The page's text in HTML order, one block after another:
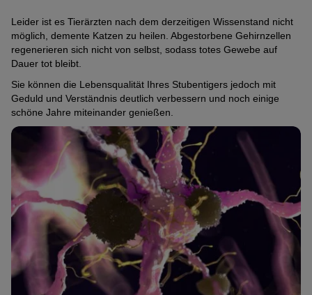
Leider ist es Tierärzten nach dem derzeitigen Wissenstand nicht
möglich, demente Katzen zu heilen. Abgestorbene Gehirnzellen
regenerieren sich nicht von selbst, sodass totes Gewebe auf
Dauer tot bleibt.
Sie können die Lebensqualität Ihres Stubentigers jedoch mit
Geduld und Verständnis deutlich verbessern und noch einige
schöne Jahre miteinander genießen.